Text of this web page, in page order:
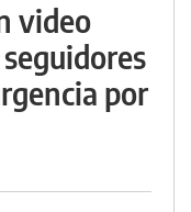
video
por